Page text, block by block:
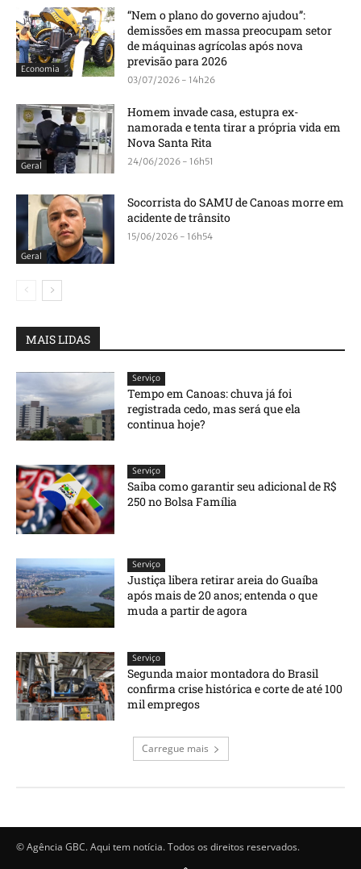
Economia
“Nem o plano do governo ajudou”:
demissões em massa preocupam setor
de máquinas agrícolas após nova
previsão para 2026
03/07/2026 - 14h26
Geral
Homem invade casa, estupra ex-
namorada e tenta tirar a própria vida em
Nova Santa Rita
24/06/2026 - 16h51
Geral
Socorrista do SAMU de Canoas morre em
acidente de trânsito
15/06/2026 - 16h54
MAIS LIDAS
Serviço
Tempo em Canoas: chuva já foi
registrada cedo, mas será que ela
continua hoje?
Serviço
Saiba como garantir seu adicional de R$
250 no Bolsa Família
Serviço
Justiça libera retirar areia do Guaíba
após mais de 20 anos; entenda o que
muda a partir de agora
Serviço
Segunda maior montadora do Brasil
confirma crise histórica e corte de até 100
mil empregos
Carregue mais
© Agência GBC. Aqui tem notícia. Todos os direitos reservados.